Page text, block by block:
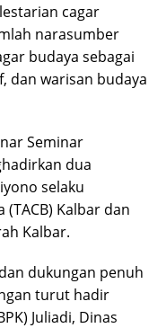
cagar
narasumber
budaya sebagai
dan warisan budaya
Seminar
dua
selaku
Kalbar dan
Kalbar.
dukungan penuh
turut hadir
Juliadi, Dinas